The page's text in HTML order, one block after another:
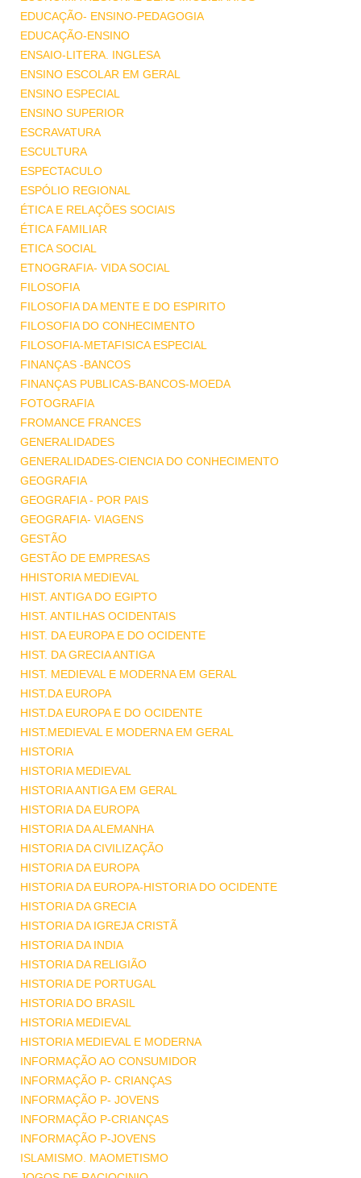
EDUCAÇÃO- ENSINO-PEDAGOGIA
EDUCAÇÃO-ENSINO
ENSAIO-LITERA. INGLESA
ENSINO ESCOLAR EM GERAL
ENSINO ESPECIAL
ENSINO SUPERIOR
ESCRAVATURA
ESCULTURA
ESPECTACULO
ESPÓLIO REGIONAL
ÉTICA E RELAÇÕES SOCIAIS
ÉTICA FAMILIAR
ETICA SOCIAL
ETNOGRAFIA- VIDA SOCIAL
FILOSOFIA
FILOSOFIA DA MENTE E DO ESPIRITO
FILOSOFIA DO CONHECIMENTO
FILOSOFIA-METAFISICA ESPECIAL
FINANÇAS -BANCOS
FINANÇAS PUBLICAS-BANCOS-MOEDA
FOTOGRAFIA
FROMANCE FRANCES
GENERALIDADES
GENERALIDADES-CIENCIA DO CONHECIMENTO
GEOGRAFIA
GEOGRAFIA - POR PAIS
GEOGRAFIA- VIAGENS
GESTÃO
GESTÃO DE EMPRESAS
HHISTORIA MEDIEVAL
HIST. ANTIGA DO EGIPTO
HIST. ANTILHAS OCIDENTAIS
HIST. DA EUROPA E DO OCIDENTE
HIST. DA GRECIA ANTIGA
HIST. MEDIEVAL E MODERNA EM GERAL
HIST.DA EUROPA
HIST.DA EUROPA E DO OCIDENTE
HIST.MEDIEVAL E MODERNA EM GERAL
HISTORIA
HISTORIA MEDIEVAL
HISTORIA ANTIGA EM GERAL
HISTORIA DA EUROPA
HISTORIA DA ALEMANHA
HISTORIA DA CIVILIZAÇÃO
HISTORIA DA EUROPA
HISTORIA DA EUROPA-HISTORIA DO OCIDENTE
HISTORIA DA GRECIA
HISTORIA DA IGREJA CRISTÃ
HISTORIA DA INDIA
HISTORIA DA RELIGIÃO
HISTORIA DE PORTUGAL
HISTORIA DO BRASIL
HISTORIA MEDIEVAL
HISTORIA MEDIEVAL E MODERNA
INFORMAÇÃO AO CONSUMIDOR
INFORMAÇÃO P- CRIANÇAS
INFORMAÇÃO P- JOVENS
INFORMAÇÃO P-CRIANÇAS
INFORMAÇÃO P-JOVENS
ISLAMISMO. MAOMETISMO